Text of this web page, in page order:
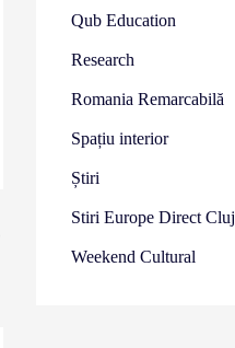
Qub Education
Research
Romania Remarcabilă
Spațiu interior
Știri
Stiri Europe Direct Cluj
Weekend Cultural